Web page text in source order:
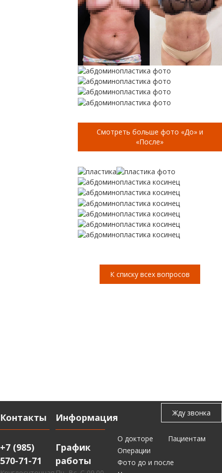
Смотреть больше фото «До» и
«После»
К списку всех вопросов
Контакты
+7 (985)
570-71-71
Информация
График
работы
О докторе
Пациентам
Операции
Фото до и после